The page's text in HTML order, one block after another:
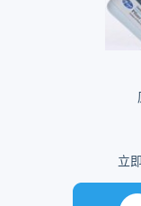
立